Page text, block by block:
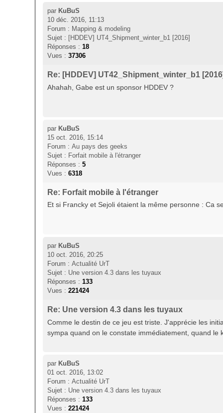
par KuBuS
10 déc. 2016, 11:13
Forum : Mapping & modeling
Sujet : [HDDEV] UT4_Shipment_winter_b1 [2016]
Réponses : 18
Vues : 37306
Re: [HDDEV] UT42_Shipment_winter_b1
Ahahah, Gabe est un sponsor HDDEV ?
par KuBuS
15 oct. 2016, 15:14
Forum : Au pays des geeks
Sujet : Forfait mobile à l'étranger
Réponses : 5
Vues : 6318
Re: Forfait mobile à l'étranger
Et si Francky et Sejoli étaient la même personne : Ca
par KuBuS
10 oct. 2016, 20:25
Forum : Actualité UrT
Sujet : Une version 4.3 dans les tuyaux
Réponses : 133
Vues : 221424
Re: Une version 4.3 dans les tuyaux
Comme le destin de ce jeu est triste. J'apprécie les
sympa quand on le constate immédiatement, quand
par KuBuS
01 oct. 2016, 13:02
Forum : Actualité UrT
Sujet : Une version 4.3 dans les tuyaux
Réponses : 133
Vues : 221424